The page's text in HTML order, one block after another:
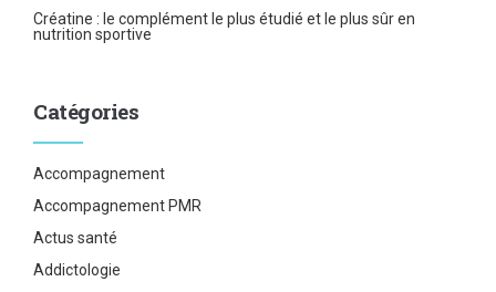
Créatine : le complément le plus étudié et le plus sûr en
nutrition sportive
Catégories
Accompagnement
Accompagnement PMR
Actus santé
Addictologie